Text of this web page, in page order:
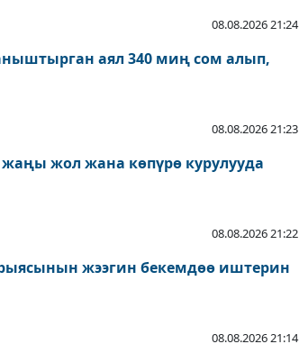
08.08.2026 21:24
аял 340 миң сом алып,
08.08.2026 21:23
жол жана көпүрө курулууда
08.08.2026 21:22
жээгин бекемдөө иштерин
08.08.2026 21:14